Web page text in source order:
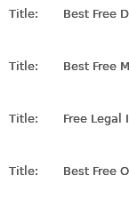
Title: Best Free
Title: Best Free
Title: Free Legal
Title: Best Free